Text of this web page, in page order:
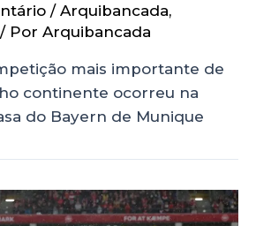
/ Arquibancada,
/ Por Arquibancada
mais importante de
continente ocorreu na
do Bayern de Munique